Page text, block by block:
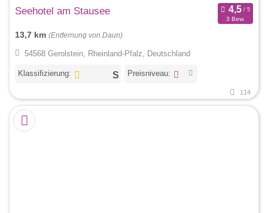
Seehotel am Stausee
3 Bew.
13,7 km (Entfernung von Daun)
54568 Gerolstein, Rheinland-Pfalz, Deutschland
Klassifizierung: Preisniveau:
114